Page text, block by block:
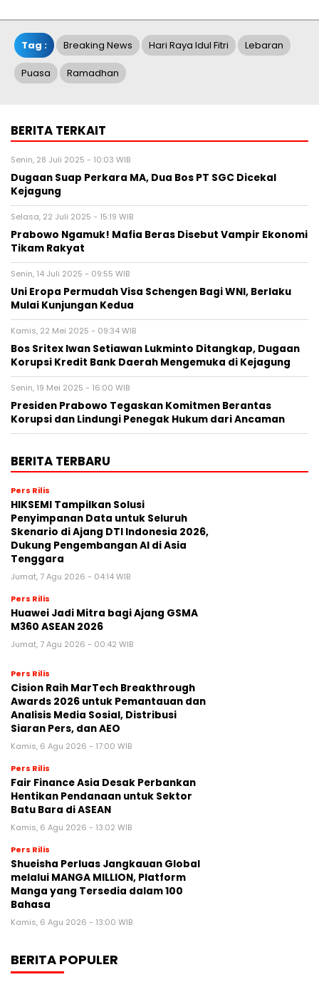
Tag : Breaking News Hari Raya Idul Fitri Lebaran
Puasa Ramadhan
BERITA TERKAIT
Senin, 28 Juli 2025 - 10:03 WIB
Dugaan Suap Perkara MA, Dua Bos PT SGC Dicekal
Kejagung
Selasa, 22 Juli 2025 - 15:19 WIB
Prabowo Ngamuk! Mafia Beras Disebut Vampir Ekonomi
Tikam Rakyat
Senin, 14 Juli 2025 - 09:55 WIB
Uni Eropa Permudah Visa Schengen Bagi WNI, Berlaku
Mulai Kunjungan Kedua
Kamis, 22 Mei 2025 - 09:34 WIB
Bos Sritex Iwan Setiawan Lukminto Ditangkap, Dugaan
Korupsi Kredit Bank Daerah Mengemuka di Kejagung
Senin, 19 Mei 2025 - 16:00 WIB
Presiden Prabowo Tegaskan Komitmen Berantas
Korupsi dan Lindungi Penegak Hukum dari Ancaman
BERITA TERBARU
Pers Rilis
HIKSEMI Tampilkan Solusi
Penyimpanan Data untuk Seluruh
Skenario di Ajang DTI Indonesia 2026,
Dukung Pengembangan AI di Asia
Tenggara
Jumat, 7 Agu 2026 - 04:14 WIB
Pers Rilis
Huawei Jadi Mitra bagi Ajang GSMA
M360 ASEAN 2026
Jumat, 7 Agu 2026 - 00:42 WIB
Pers Rilis
Cision Raih MarTech Breakthrough
Awards 2026 untuk Pemantauan dan
Analisis Media Sosial, Distribusi
Siaran Pers, dan AEO
Kamis, 6 Agu 2026 - 17:00 WIB
Pers Rilis
Fair Finance Asia Desak Perbankan
Hentikan Pendanaan untuk Sektor
Batu Bara di ASEAN
Kamis, 6 Agu 2026 - 13:02 WIB
Pers Rilis
Shueisha Perluas Jangkauan Global
melalui MANGA MILLION, Platform
Manga yang Tersedia dalam 100
Bahasa
Kamis, 6 Agu 2026 - 13:00 WIB
BERITA POPULER